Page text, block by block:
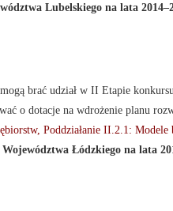
Lubelskiego na lata
brać udział w II Etapie
o dotacje na wdrożenie planu
Poddziałanie II.2.1: Modele
Łódzkiego na lata